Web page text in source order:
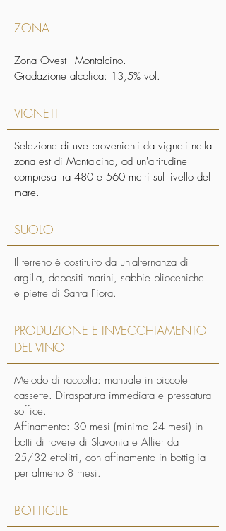
unique Alpine-Mediterranean climate gives
late-ripening seasons, creating long age
worthy wines which can express all of
Sangiovese’s bouquet and varietal
ZONA
Zona Ovest - Montalcino.
Gradazione alcolica: 13,5% vol.
VIGNETI
Selezione di uve provenienti da vigneti nella
zona est di Montalcino, ad un'altitudine
compresa tra 480 e 560 metri sul livello del
mare.
SUOLO
Il terreno è costituito da un'alternanza di
argilla, depositi marini, sabbie plioceniche
e pietre di Santa Fiora.
PRODUZIONE E INVECCHIAMENTO
DEL VINO
Metodo di raccolta: manuale in piccole
cassette. Diraspatura immediata e pressatura
soffice.
Affinamento: 30 mesi (minimo 24 mesi) in
botti di rovere di Slavonia e Allier da
25/32 ettolitri, con affinamento in bottiglia
per almeno 8 mesi.
BOTTIGLIE